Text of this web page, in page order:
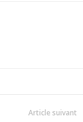
Article suivant